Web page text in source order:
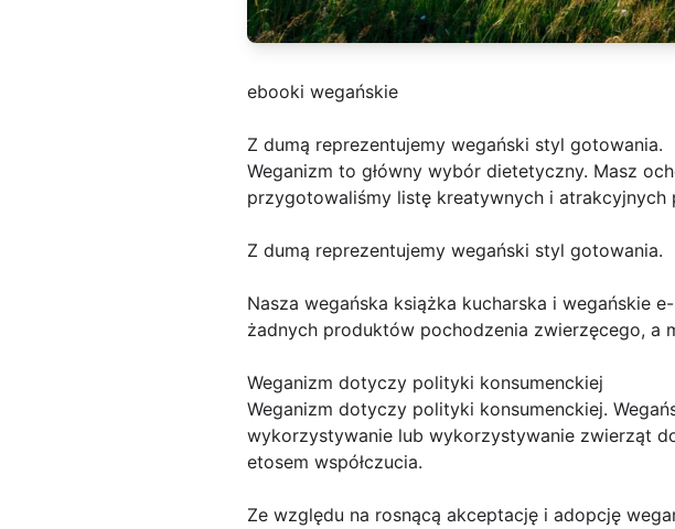
ebooki wegańskie
Z dumą reprezentujemy wegański styl gotowania.
Weganizm to główny wybór dietetyczny. Masz
przygotowaliśmy listę kreatywnych i
Z dumą reprezentujemy wegański styl gotowania.
Nasza wegańska książka kucharska i wegańskie
żadnych produktów pochodzenia zwierzęcego, a
Weganizm dotyczy polityki konsumenckiej
Weganizm dotyczy polityki konsumenckiej.
wykorzystywanie lub wykorzystywanie zwierząt
etosem współczucia.
Ze względu na rosnącą akceptację i adopcję